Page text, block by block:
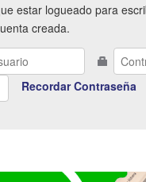
estar logueado para
creada.
Recordar Contraseña